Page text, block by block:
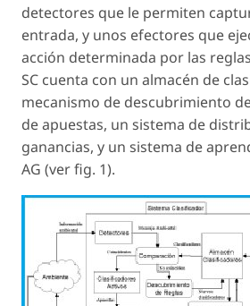
detectores que le permiten
entrada, y unos efectores que
acción determinada por las
SC cuenta con un almacén de
mecanismo de descubrimiento
de apuestas, un sistema de
ganancias, y un sistema de
AG (ver fig. 1).